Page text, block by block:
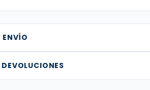
ENVÍO